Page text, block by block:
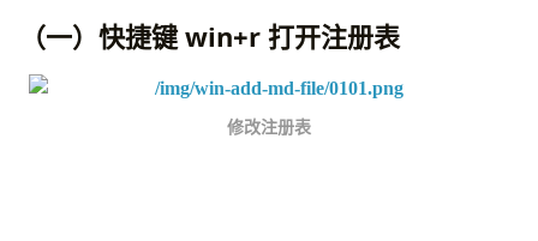
（一）快捷键 win+r 打开注册表
修改注册表